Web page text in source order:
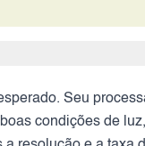
Seu
condições de